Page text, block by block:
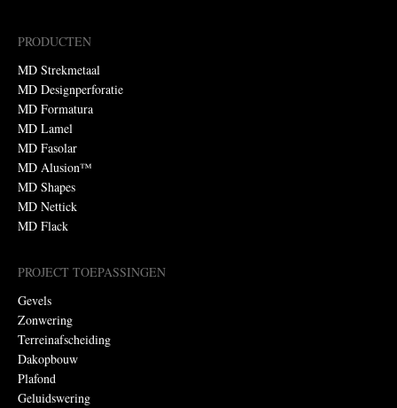
PRODUCTEN
MD Strekmetaal
MD Designperforatie
MD Formatura
MD Lamel
MD Fasolar
MD Alusion™
MD Shapes
MD Nettick
MD Flack
PROJECT TOEPASSINGEN
Gevels
Zonwering
Terreinafscheiding
Dakopbouw
Plafond
Geluidswering